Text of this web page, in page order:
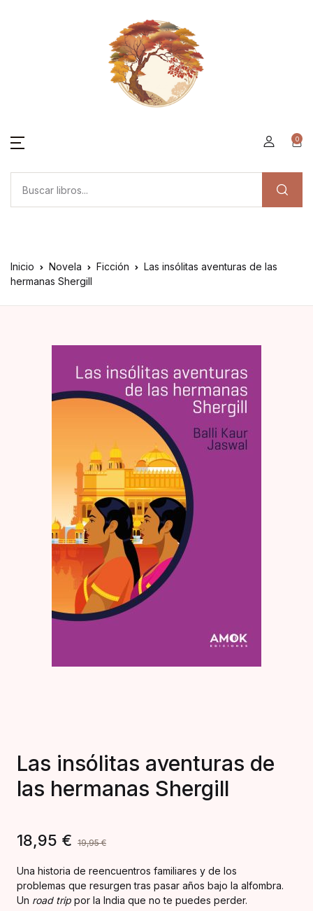
0
Inicio Novela Ficción
Las insólitas aventuras de las
hermanas Shergill
Las insólitas aventuras de
las hermanas Shergill
18,95 € 19,95€
Una historia de reencuentros familiares y de los
problemas que resurgen tras pasar años bajo la alfombra.
Un road trip por la India que no te puedes perder.